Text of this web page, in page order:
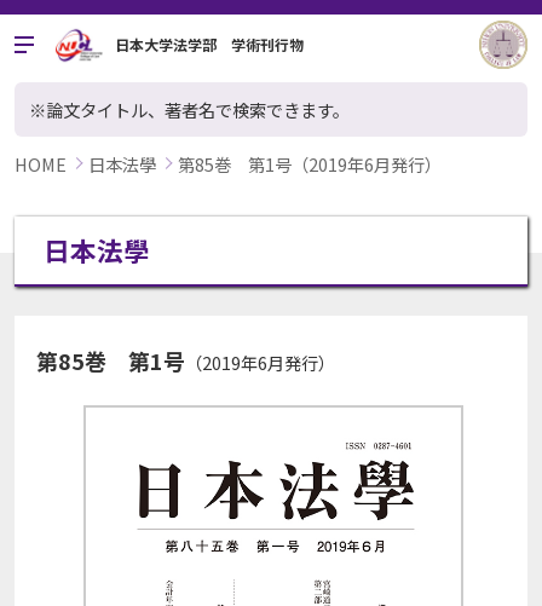
日本大学法学部 学術刊行物
※論文タイトル、著者名で検索できます。
HOME 日本法學 第85巻 第1号（2019年6月発行）
日本法學
第85巻 第1号 （2019年6月発行）